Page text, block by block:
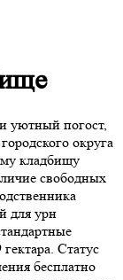
уютный погост,
округа
кладбищу
свободных
для урн
Статус
бесплатно